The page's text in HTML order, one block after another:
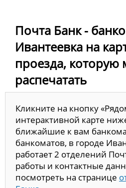
Почта Банк -
Ивантеевка на
проезда,
распечатать
Кликните на кнопку
интерактивной карте
ближайшие к вам
банкоматов, в городе
работает 2 отделений
работы и контактные
посмотреть на странице